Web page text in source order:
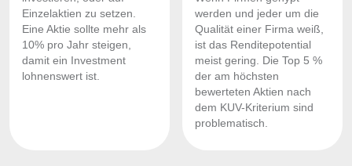
Einzelaktien zu setzen.
Eine Aktie sollte mehr als
10% pro Jahr steigen,
damit ein Investment
lohnenswert ist.
werden und jeder um die
Qualität einer Firma weiß,
ist das Renditepotential
meist gering. Die Top 5 %
der am höchsten
bewerteten Aktien nach
dem KUV-Kriterium sind
problematisch.